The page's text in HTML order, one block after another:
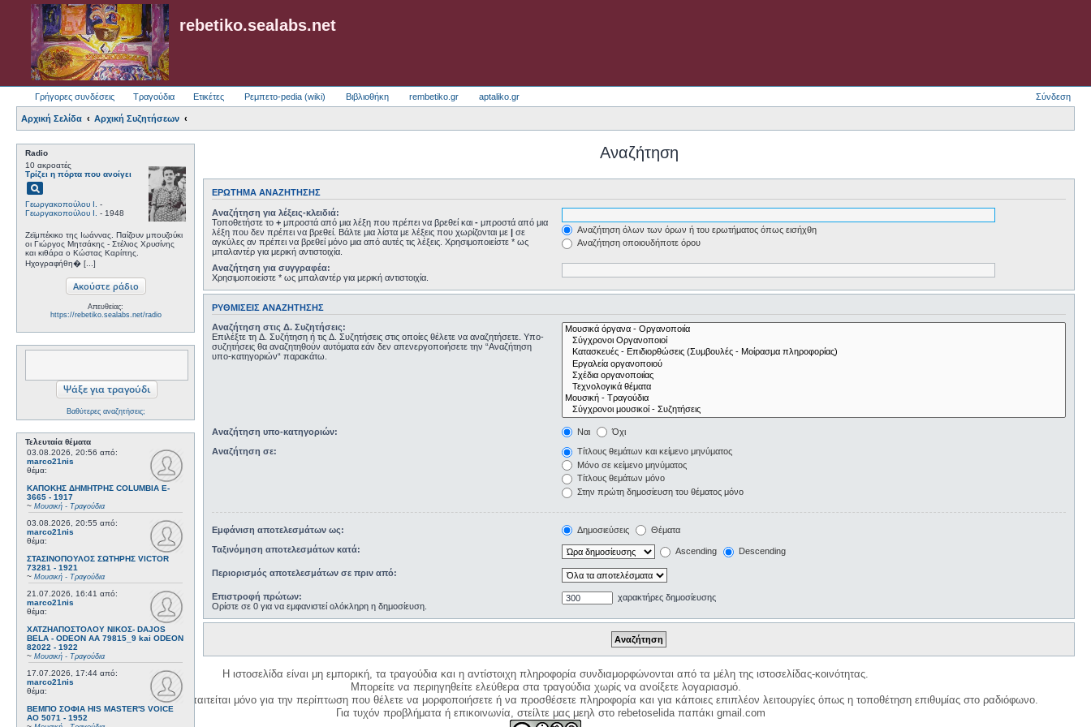
rebetiko.sealabs.net
Γρήγορες συνδέσεις Τραγούδια Ετικέτες Ρεμπετο-pedia (wiki) Βιβλιοθήκη rembetiko.gr aptaliko.gr Σύνδεση
Αρχική Σελίδα Αρχική Συζητήσεων
Radio
10 ακροατές
Τρίζει η πόρτα που ανοίγει
pageview
Γεωργακοπούλου Ι.
-
Γεωργακοπούλου Ι.
- 1948
Ζεϊμπέκικο της Ιωάννας. Παίζουν μπουζούκι
οι Γιώργος Μητσάκης - Στέλιος Χρυσίνης
και κιθάρα ο Κώστας Καρίπης.
Ηχογραφήθη� [...]
Απευθείας:
https://rebetiko.sealabs.net/radio
Βαθύτερες αναζητήσεις;
Τελευταία θέματα
03.08.2026, 20:56 από:
marco21nis
θέμα:
ΚΑΠΟΚΗΣ ΔΗΜΗΤΡΗΣ COLUMBIA E-
3665 - 1917
~ Μουσική - Τραγούδια
03.08.2026, 20:55 από:
marco21nis
θέμα:
ΣΤΑΣΙΝΟΠΟΥΛΟΣ ΣΩΤΗΡΗΣ VICTOR
73281 - 1921
~ Μουσική - Τραγούδια
21.07.2026, 16:41 από:
marco21nis
θέμα:
ΧΑΤΖΗΑΠΟΣΤΟΛΟΥ ΝΙΚΟΣ- DAJOS
BELA - ODEON AA 79815_9 kai ODEON
82022 - 1922
~ Μουσική - Τραγούδια
17.07.2026, 17:44 από:
marco21nis
θέμα:
ΒΕΜΠΟ ΣΟΦΙΑ HIS MASTER'S VOICE
AO 5071 - 1952
Αναζήτηση
ΕΡΏΤΗΜΑ ΑΝΑΖΉΤΗΣΗΣ
Αναζήτηση για λέξεις-κλειδιά:
Τοποθετήστε το + μπροστά από μια λέξη που πρέπει να βρεθεί και - μπροστά από μια
λέξη που δεν πρέπει να βρεθεί. Βάλτε μια λίστα με λέξεις που χωρίζονται με | σε
αγκύλες αν πρέπει να βρεθεί μόνο μια από αυτές τις λέξεις. Χρησιμοποιείστε * ως
μπαλαντέρ για μερική αντιστοιχία.
Αναζήτηση όλων των όρων ή του ερωτήματος όπως εισήχθη
Αναζήτηση οποιουδήποτε όρου
Αναζήτηση για συγγραφέα:
Χρησιμοποιείστε * ως μπαλαντέρ για μερική αντιστοιχία.
ΡΥΘΜΊΣΕΙΣ ΑΝΑΖΉΤΗΣΗΣ
Αναζήτηση στις Δ. Συζητήσεις:
Επιλέξτε τη Δ. Συζήτηση ή τις Δ. Συζητήσεις στις οποίες θέλετε να αναζητήσετε. Υπο-
συζητήσεις θα αναζητηθούν αυτόματα εάν δεν απενεργοποιήσετε την “Αναζήτηση
υπο-κατηγοριών“ παρακάτω.
Αναζήτηση υπο-κατηγοριών: Ναι Όχι
Αναζήτηση σε:
Τίτλους θεμάτων και κείμενο μηνύματος
Μόνο σε κείμενο μηνύματος
Τίτλους θεμάτων μόνο
Στην πρώτη δημοσίευση του θέματος μόνο
Εμφάνιση αποτελεσμάτων ως: Δημοσιεύσεις Θέματα
Ταξινόμηση αποτελεσμάτων κατά: Ascending Descending
Περιορισμός αποτελεσμάτων σε πριν από:
Επιστροφή πρώτων:
Ορίστε σε 0 για να εμφανιστεί ολόκληρη η δημοσίευση.
χαρακτήρες δημοσίευσης
Η ιστοσελίδα είναι μη εμπορική, τα τραγούδια και η αντίστοιχη πληροφορία συνδιαμορφώνονται από τα μέλη της ιστοσελίδας-κοινότητας.
Μπορείτε να περιηγηθείτε ελεύθερα στα τραγούδια χωρίς να ανοίξετε λογαριασμό.
Η δημιουργία λογαριασμού απαιτείται μόνο για την περίπτωση που θέλετε να μορφοποιήσετε ή να προσθέσετε πληροφορία και για κάποιες επιπλέον λειτουργίες όπως η τοποθέτηση επιθυμίας στο ραδιόφωνο.
Για τυχόν προβλήματα ή επικοινωνία, στείλτε μας μεηλ στο rebetoselida παπάκι gmail.com